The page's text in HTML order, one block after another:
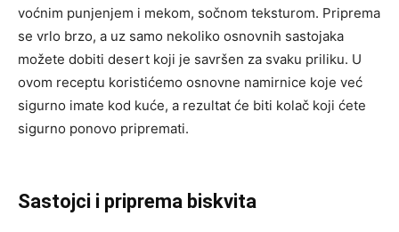
voćnim punjenjem i mekom, sočnom teksturom. Priprema
se vrlo brzo, a uz samo nekoliko osnovnih sastojaka
možete dobiti desert koji je savršen za svaku priliku. U
ovom receptu koristićemo osnovne namirnice koje već
sigurno imate kod kuće, a rezultat će biti kolač koji ćete
sigurno ponovo pripremati.
Sastojci i priprema biskvita